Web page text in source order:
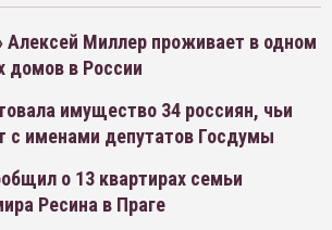
Алексей Миллер проживает в одном
домов в России
имущество 34 россиян, чьи
с именами депутатов Госдумы
о 13 квартирах семьи
Ресина в Праге